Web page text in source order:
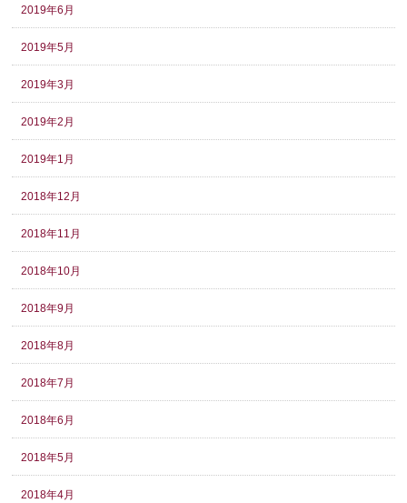
2019年6月
2019年5月
2019年3月
2019年2月
2019年1月
2018年12月
2018年11月
2018年10月
2018年9月
2018年8月
2018年7月
2018年6月
2018年5月
2018年4月